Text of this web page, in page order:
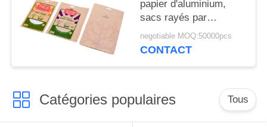
papier d'aluminium,
sacs rayés par
aluminium de soudure
à chaud de serrure de
negotiable MOQ:50000pcs
CONTACT
Catégories populaires Tous